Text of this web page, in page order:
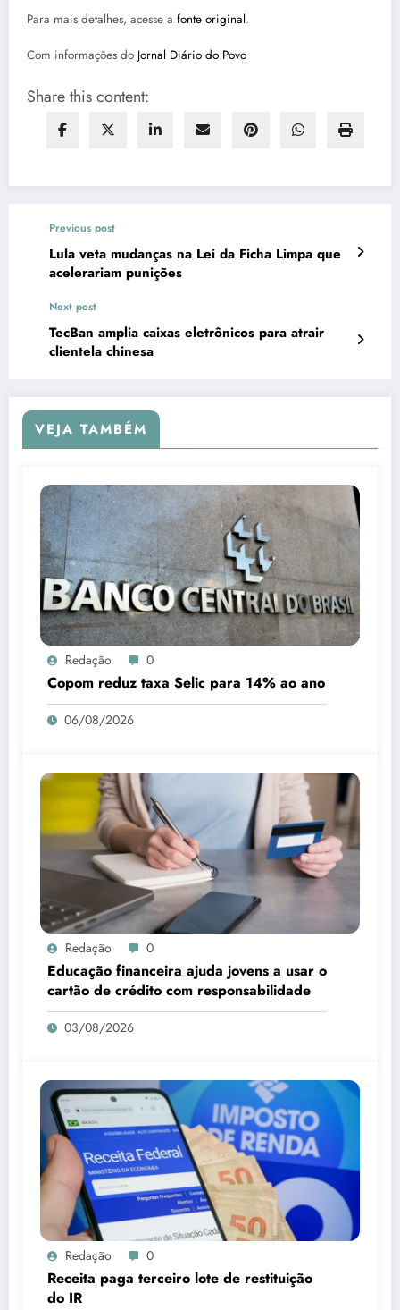
Para mais detalhes, acesse a fonte original.
Com informações do Jornal Diário do Povo
Share this content:
Previous post
Lula veta mudanças na Lei da Ficha Limpa que
acelerariam punições
Next post
TecBan amplia caixas eletrônicos para atrair
clientela chinesa
VEJA TAMBÉM
Redação 0
Copom reduz taxa Selic para 14% ao ano
06/08/2026
Redação 0
Educação financeira ajuda jovens a usar o
cartão de crédito com responsabilidade
03/08/2026
Redação 0
Receita paga terceiro lote de restituição
do IR